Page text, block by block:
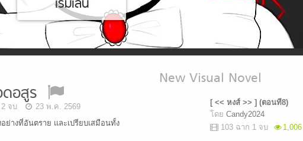
เริ่มเล่น
อสูร
จบ
23 พ.ค. 2569
างที่อันตราย และเปรียบเสมือนทั้ง
New Visual Novel
[ << หงส์ >> ] (ตอนที8)
โดย Candy2024
103 ฉาก 1 จบ
1,006